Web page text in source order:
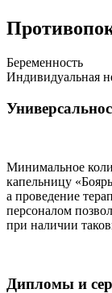
Беременность
Индивидуальная
Минимальное
капельницу
а проведение
персоналом
при наличии
Дипломы и